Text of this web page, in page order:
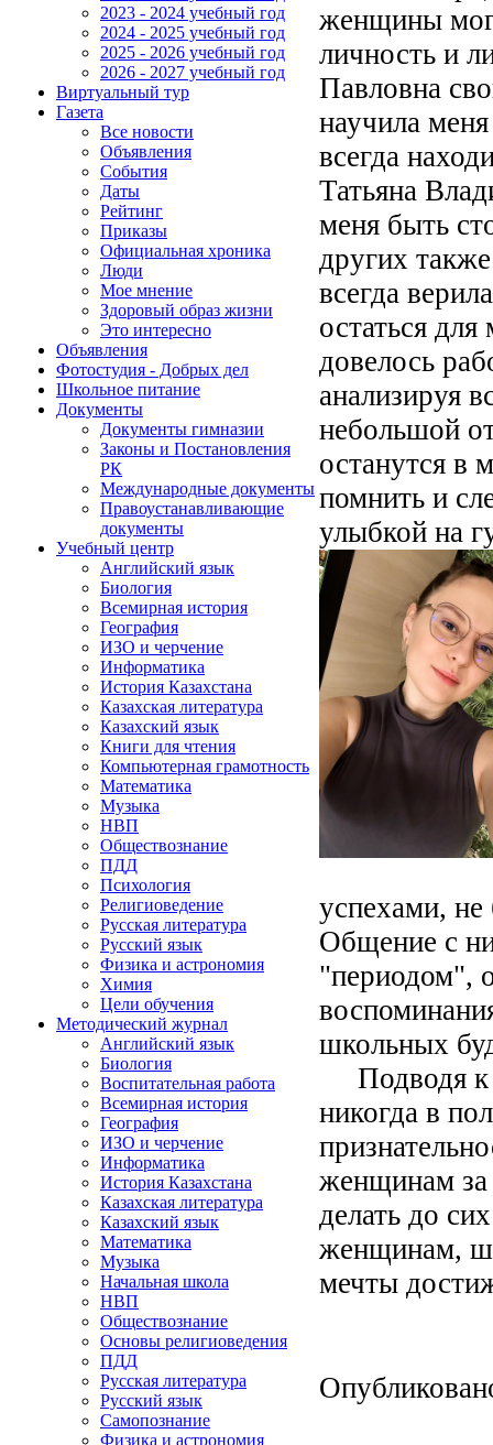
2023 - 2024 учебный год
2024 - 2025 учебный год
2025 - 2026 учебный год
2026 - 2027 учебный год
Виртуальный тур
Газета
Все новости
Объявления
События
Даты
Рейтинг
Приказы
Официальная хроника
Люди
Мое мнение
Здоровый образ жизни
Это интересно
Объявления
Фотостудия - Добрых дел
Школьное питание
Документы
Документы гимназии
Законы и Постановления
РК
Международные документы
Правоустанавливающие
документы
Учебный центр
Английский язык
Биология
Всемирная история
География
ИЗО и черчение
Информатика
История Казахстана
Казахская литература
Казахский язык
Книги для чтения
Компьютерная грамотность
Математика
Музыка
НВП
Обществознание
ПДД
Психология
Религиоведение
Русская литература
Русский язык
Физика и астрономия
Химия
Цели обучения
Методический журнал
Английский язык
Биология
Воспитательная работа
Всемирная история
География
ИЗО и черчение
Информатика
История Казахстана
Казахская литература
Казахский язык
Математика
Музыка
Начальная школа
НВП
Обществознание
Основы религиоведения
ПДД
Русская литература
Русский язык
Самопознание
Физика и астрономия
женщины
личность и
Павловна
научила
всегда
Татьяна
меня быть
других
всегда
остаться
довелось
анализируя
небольшой
останутся в
помнить и
улыбкой на
успехами, не
Общение с
"периодом",
школьных
Подводя к
никогда в
женщинам за
делать до
женщинам,
мечты